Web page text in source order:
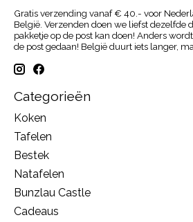
Gratis verzending vanaf € 40.- voor
België. Verzenden doen we liefst dezelfde
pakketje op de post kan doen! Anders
de post gedaan! België duurt iets langer,
Categorieën
Koken
Tafelen
Bestek
Natafelen
Bunzlau Castle
Cadeaus